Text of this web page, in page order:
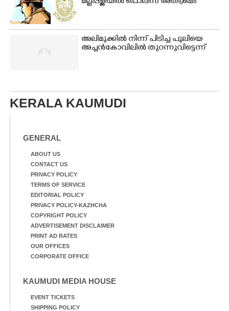
അലിമുക്കിൽ നിന്ന് പിടിച്ച പുലിയെ
അച്ചൻകോവിലിൽ തുറന്നുവിട്ടെന്ന്
KERALA KAUMUDI
GENERAL
ABOUT US
CONTACT US
PRIVACY POLICY
TERMS OF SERVICE
EDITORIAL POLICY
PRIVACY POLICY-KAZHCHA
COPYRIGHT POLICY
ADVERTISEMENT DISCLAIMER
PRINT AD RATES
OUR OFFICES
CORPORATE OFFICE
KAUMUDI MEDIA HOUSE
EVENT TICKETS
SHIPPING POLICY